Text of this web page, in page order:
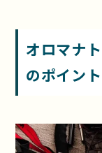
オロマナ
のポイント